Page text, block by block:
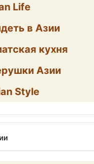
Life
в Азии
кухня
Азии
Style